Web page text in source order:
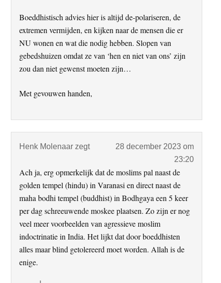
Boeddhistisch advies hier is altijd de-polariseren, de
extremen vermijden, en kijken naar de mensen die er
NU wonen en wat die nodig hebben. Slopen van
gebedshuizen omdat ze van ‘hen en niet van ons’ zijn
zou dan niet gewenst moeten zijn…
Met gevouwen handen,
Henk Molenaar zegt
28 december 2023 om
23:20
Ach ja, erg opmerkelijk dat de moslims pal naast de
golden tempel (hindu) in Varanasi en direct naast de
maha bodhi tempel (buddhist) in Bodhgaya een 5 keer
per dag schreeuwende moskee plaatsen. Zo zijn er nog
veel meer voorbeelden van agressieve moslim
indoctrinatie in India. Het lijkt dat door boeddhisten
alles maar blind getolereerd moet worden. Allah is de
enige.